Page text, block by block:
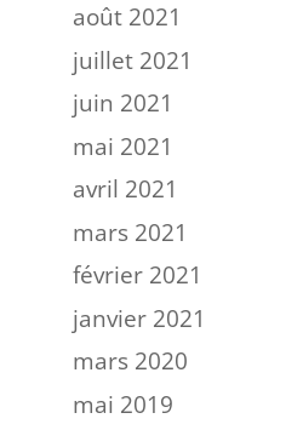
août 2021
juillet 2021
juin 2021
mai 2021
avril 2021
mars 2021
février 2021
janvier 2021
mars 2020
mai 2019